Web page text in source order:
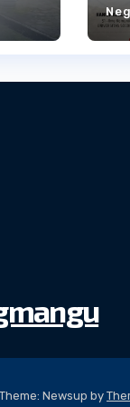
Theme: Newsup by